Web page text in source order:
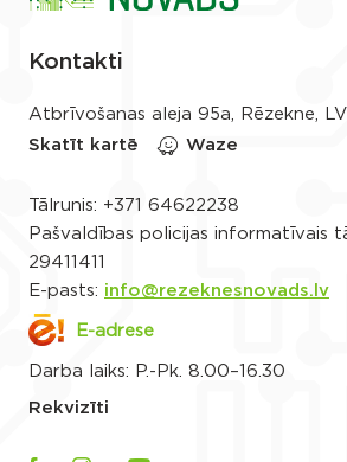
Kontakti
Atbrīvošanas aleja 95a, Rēzekne,
Skatīt kartē
Waze
Tālrunis: +371 64622238
Pašvaldības policijas informatīvais
29411411
E-pasts: info@rezeknesnovads.lv
E-adrese
Darba laiks: P.-Pk. 8.00–16.30
Rekvizīti